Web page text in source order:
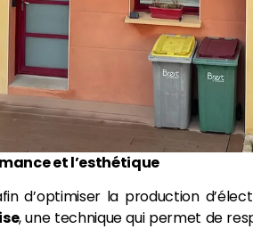
et l’esthétique
d’optimiser la production
, une technique qui permet de